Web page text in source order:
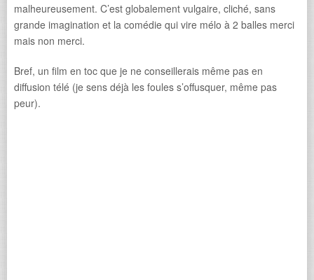
malheureusement. C’est globalement vulgaire, cliché, sans
grande imagination et la comédie qui vire mélo à 2 balles merci
mais non merci.
Bref, un film en toc que je ne conseillerais même pas en
diffusion télé (je sens déjà les foules s’offusquer, même pas
peur).